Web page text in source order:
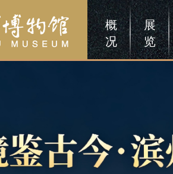
概
况
展
览